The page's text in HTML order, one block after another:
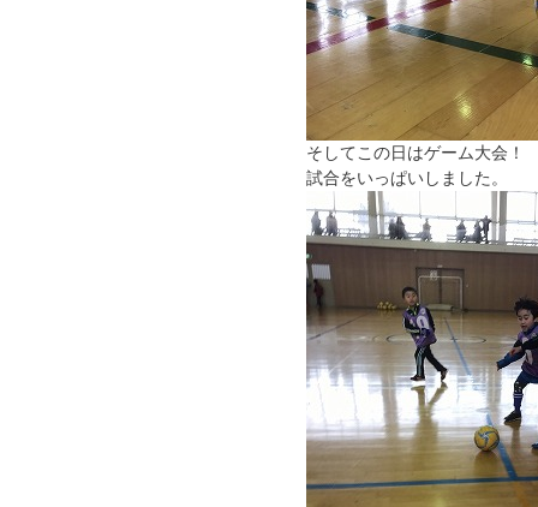
そしてこの日はゲーム大会！
試合をいっぱいしました。